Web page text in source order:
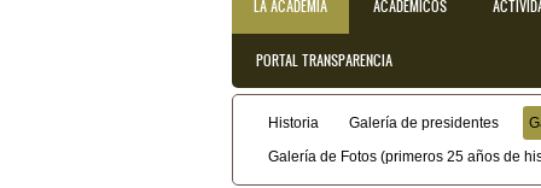
Menú principal
LA ACADEMIA ACADÉMICOS
PORTAL TRANSPARENCIA
Historia Galería de presidentes
Galería de Fotos (primeros 25 años de